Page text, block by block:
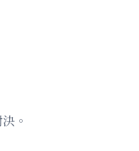
。